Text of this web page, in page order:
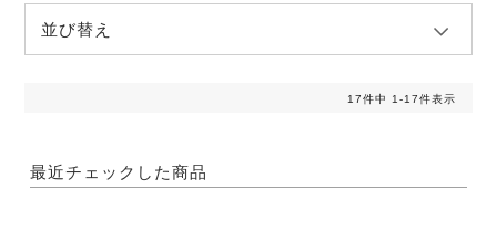
並び替え
17件中 1-17件表示
最近チェックした商品